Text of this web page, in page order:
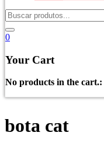
0
Your Cart
No products in the cart.:
bota cat